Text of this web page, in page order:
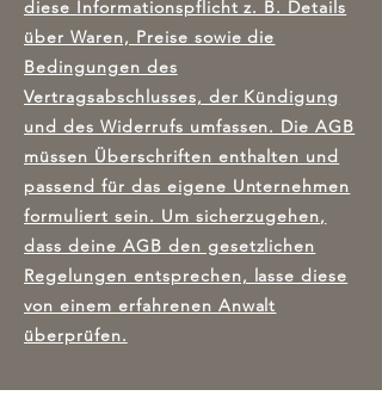
diese Informationspflicht z. B. Details
über Waren, Preise sowie die
Bedingungen des
Vertragsabschlusses, der Kündigung
und des Widerrufs umfassen. Die AGB
müssen Überschriften enthalten und
passend für das eigene Unternehmen
formuliert sein. Um sicherzugehen,
dass deine AGB den gesetzlichen
Regelungen entsprechen, lasse diese
von einem erfahrenen Anwalt
überprüfen.